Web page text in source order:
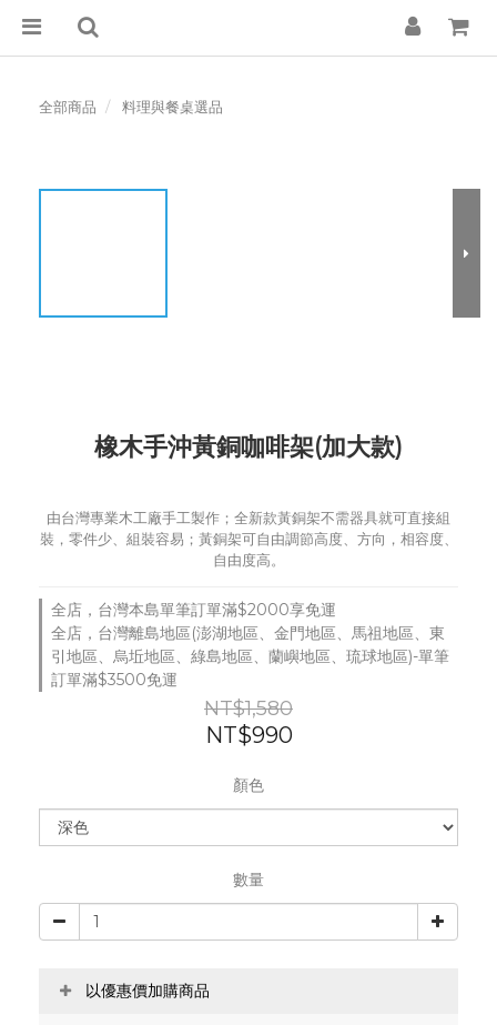
全部商品 料理與餐桌選品
橡木手沖黃銅咖啡架(加大款)
由台灣專業木工廠手工製作；全新款黃銅架不需器具就可直接組
裝，零件少、組裝容易；黃銅架可自由調節高度、方向，相容度、
自由度高。
全店，台灣本島單筆訂單滿$2000享免運
全店，台灣離島地區(澎湖地區、金門地區、馬祖地區、東
引地區、烏坵地區、綠島地區、蘭嶼地區、琉球地區)-單筆
訂單滿$3500免運
NT$1,580
NT$990
顏色
數量
以優惠價加購商品